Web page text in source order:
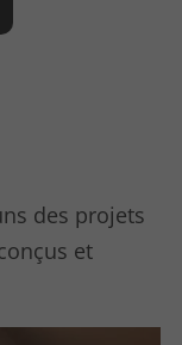
des projets
et